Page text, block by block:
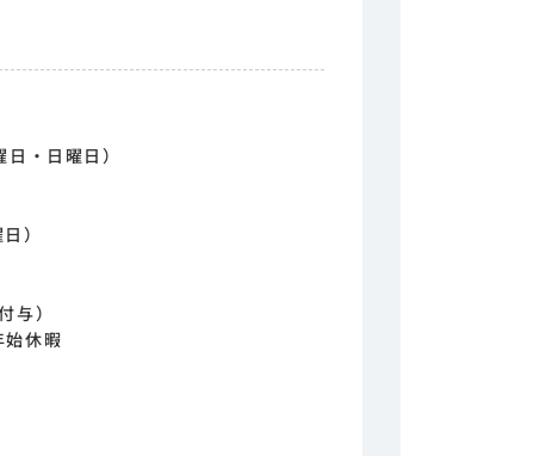
・日曜日）
）
与）
休暇